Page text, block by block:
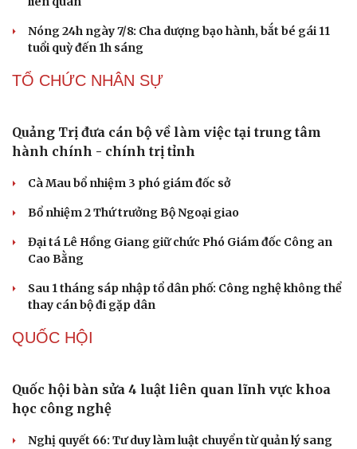
Nóng 24h ngày 7/8: Cha dượng bạo hành, bắt bé gái 11
tuổi quỳ đến 1h sáng
TỔ CHỨC NHÂN SỰ
Quảng Trị đưa cán bộ về làm việc tại trung tâm
hành chính - chính trị tỉnh
Cà Mau bổ nhiệm 3 phó giám đốc sở
Bổ nhiệm 2 Thứ trưởng Bộ Ngoại giao
Đại tá Lê Hồng Giang giữ chức Phó Giám đốc Công an
Cao Bằng
Sau 1 tháng sáp nhập tổ dân phố: Công nghệ không thể
thay cán bộ đi gặp dân
QUỐC HỘI
Quốc hội bàn sửa 4 luật liên quan lĩnh vực khoa
học công nghệ
Nghị quyết 66: Tư duy làm luật chuyển từ quản lý sang